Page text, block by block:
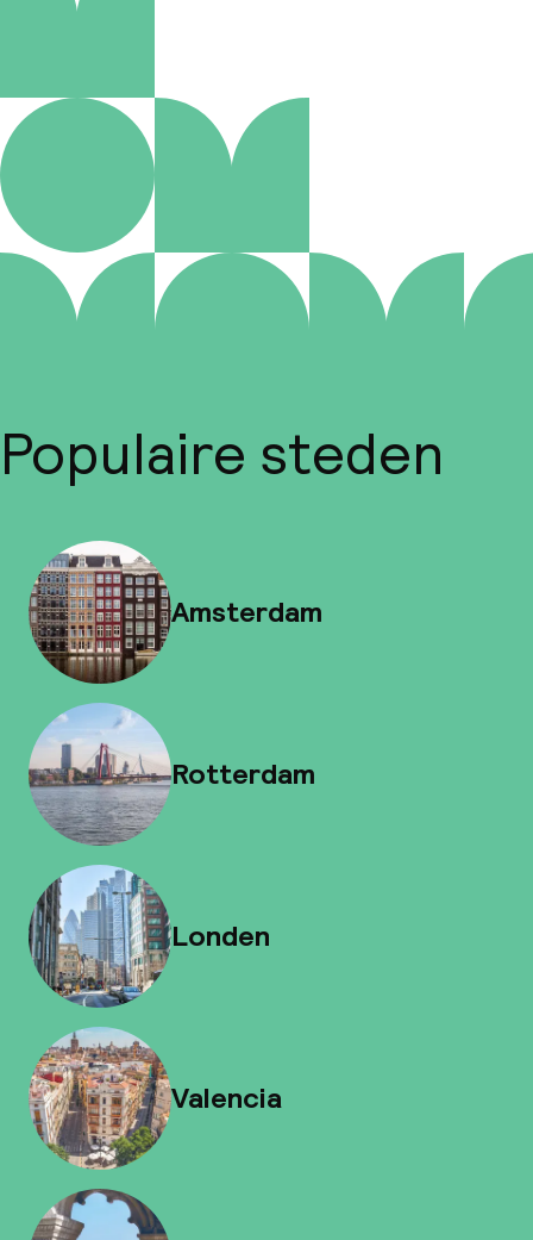
Populaire steden
Amsterdam
Rotterdam
Londen
Valencia